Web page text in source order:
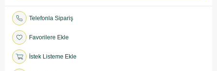
Telefonla Sipariş
Favorilere Ekle
İstek Listeme Ekle